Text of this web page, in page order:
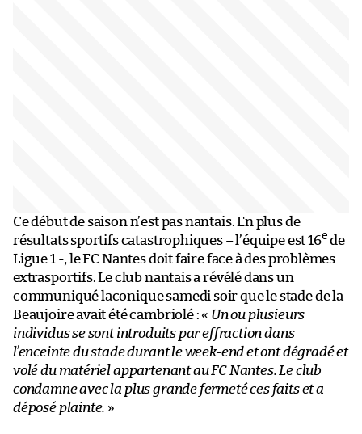
Ce début de saison n’est pas nantais. En plus de
résultats sportifs catastrophiques – l’équipe est 16e de
Ligue 1 -, le FC Nantes doit faire face à des problèmes
extrasportifs. Le club nantais a révélé dans un
communiqué laconique samedi soir que le stade de la
Beaujoire avait été cambriolé : « Un ou plusieurs
individus se sont introduits par effraction dans
l’enceinte du stade durant le week-end et ont dégradé et
volé du matériel appartenant au FC Nantes. Le club
condamne avec la plus grande fermeté ces faits et a
déposé plainte. »